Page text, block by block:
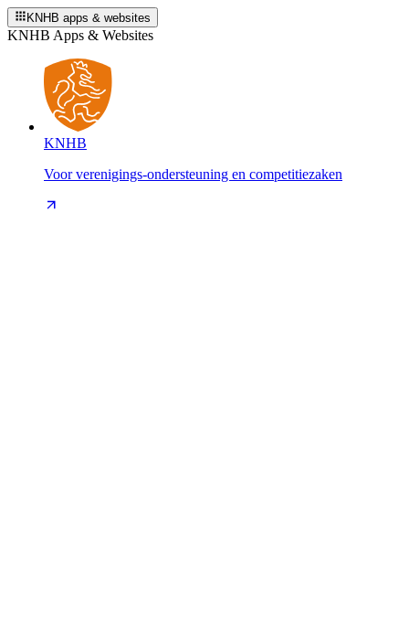
KNHB apps & websites
KNHB Apps & Websites
KNHB
Voor verenigings-ondersteuning en competitiezaken